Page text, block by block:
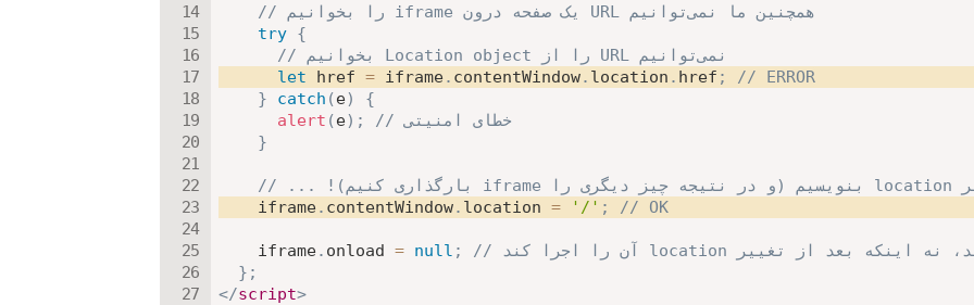
// را بخوانیم iframe یک صفحه درون URL همچنین ما نمی‌توانیم
try {
// بخوانیم Location object را از URL نمی‌توانیم
let href = iframe. contentWindow. location . href ;
// ERROR
}
catch (e)
{
alert (e) ;
// خطای امنیتی
}
    iframe
. contentWindow. location = '/' ; // OK
    iframe
. onload = null ;
} ;
</script>